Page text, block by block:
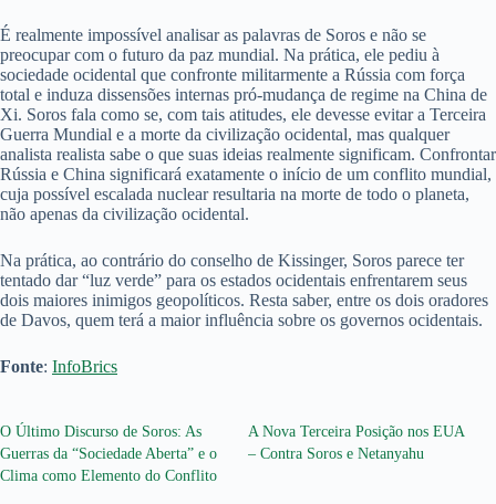
É realmente impossível analisar as palavras de Soros e não se
preocupar com o futuro da paz mundial. Na prática, ele pediu à
sociedade ocidental que confronte militarmente a Rússia com força
total e induza dissensões internas pró-mudança de regime na China de
Xi. Soros fala como se, com tais atitudes, ele devesse evitar a Terceira
Guerra Mundial e a morte da civilização ocidental, mas qualquer
analista realista sabe o que suas ideias realmente significam. Confrontar
Rússia e China significará exatamente o início de um conflito mundial,
cuja possível escalada nuclear resultaria na morte de todo o planeta,
não apenas da civilização ocidental.
Na prática, ao contrário do conselho de Kissinger, Soros parece ter
tentado dar “luz verde” para os estados ocidentais enfrentarem seus
dois maiores inimigos geopolíticos. Resta saber, entre os dois oradores
de Davos, quem terá a maior influência sobre os governos ocidentais.
Fonte: InfoBrics
O Último Discurso de Soros: As
Guerras da “Sociedade Aberta” e o
Clima como Elemento do Conflito
A Nova Terceira Posição nos EUA
– Contra Soros e Netanyahu